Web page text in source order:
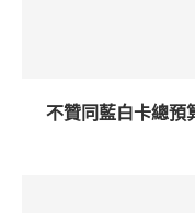
不贊同藍白卡總